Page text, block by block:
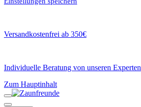
Versandkostenfrei ab 350€
Individuelle Beratung von unseren Experten
Zum Hauptinhalt